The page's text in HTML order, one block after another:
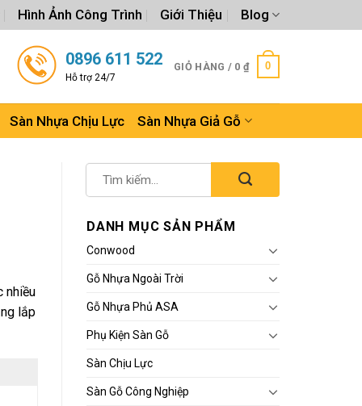
Hình Ảnh Công Trình Giới Thiệu Blog
0896 611 522
Hỗ trợ 24/7
GIỎ HÀNG / 0 ₫ 0
Sàn Nhựa Chịu Lực Sàn Nhựa Giả Gỗ
nhiều
lắp
DANH MỤC SẢN PHẨM
Conwood
Gỗ Nhựa Ngoài Trời
Gỗ Nhựa Phủ ASA
Phụ Kiện Sàn Gỗ
Sàn Chịu Lực
Sàn Gỗ Công Nghiệp